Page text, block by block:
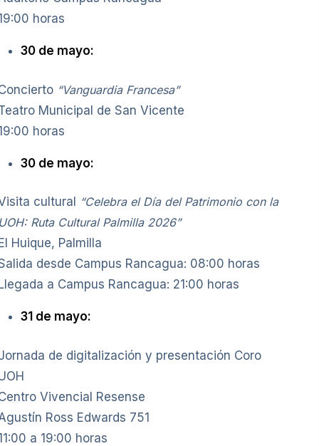
horas
30 de mayo:
“Vanguardia Francesa”
Municipal de San Vicente
horas
30 de mayo:
cultural
“Celebra el Día del Patrimonio con la
Ruta Cultural Palmilla 2026”
Huique, Palmilla
desde Campus Rancagua: 08:00 horas
a Campus Rancagua: 21:00 horas
31 de mayo:
de digitalización y presentación Coro
Vivencial Resense
Ross Edwards 751
a 19:00 horas